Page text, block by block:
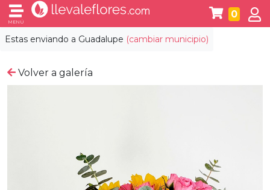
Estas enviando a Guadalupe (cambiar municipio)
MENÚ
0
Volver a galería